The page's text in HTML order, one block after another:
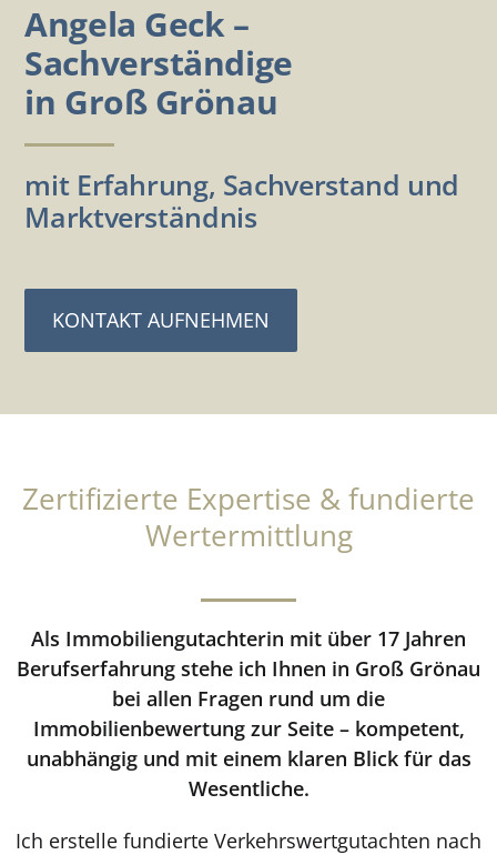
Angela Geck –
Sachverständige
in Groß Grönau
mit Erfahrung, Sachverstand und
Marktverständnis
KONTAKT AUFNEHMEN
Zertifizierte Expertise & fundierte
Wertermittlung
Als Immobiliengutachterin mit über 17 Jahren
Berufserfahrung stehe ich Ihnen in Groß Grönau
bei allen Fragen rund um die
Immobilienbewertung zur Seite – kompetent,
unabhängig und mit einem klaren Blick für das
Wesentliche.
Ich erstelle fundierte Verkehrswertgutachten nach